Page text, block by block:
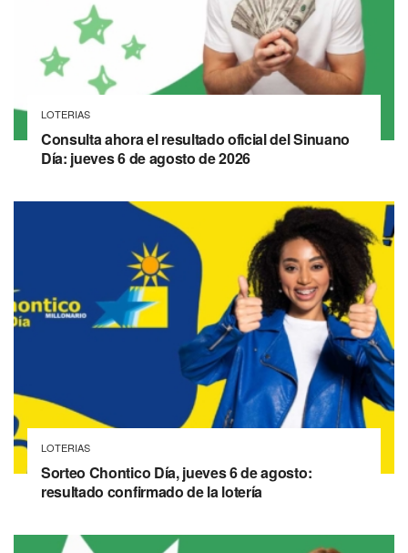
LOTERIAS
Consulta ahora el resultado oficial del Sinuano
Día: jueves 6 de agosto de 2026
LOTERIAS
Sorteo Chontico Día, jueves 6 de agosto:
resultado confirmado de la lotería